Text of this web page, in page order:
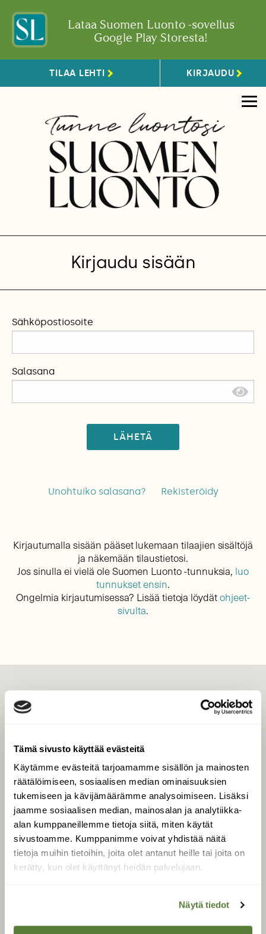
Tämä sivusto käyttää evästeitä
Käytämme evästeitä tarjoamamme sisällön ja mainosten
räätälöimiseen, sosiaalisen median ominaisuuksien
tukemiseen ja kävijämäärämme analysoimiseen. Lisäksi
jaamme sosiaalisen median, mainosalan ja analytiikka-
alan kumppaneillemme tietoja siitä, miten käytät
sivustoamme. Kumppanimme voivat yhdistää näitä
tietoja muihin tietoihin, joita olet antanut heille tai joita on
kerätty, kun olet käyttänyt heidän palvelujaan.
Näytä tiedot
Lataa Suomen Luonto -sovellus
Google Play Storesta!
TILAA LEHTI KIRJAUDU
Kirjaudu sisään
Sähköpostiosoite
Salasana
LÄHETÄ
Unohtuiko salasana? Rekisteröidy
Kirjautumalla sisään pääset lukemaan tilaajien sisältöjä
ja näkemään tilaustietosi.
Jos sinulla ei vielä ole Suomen Luonto -tunnuksia, luo
tunnukset ensin.
Ongelmia kirjautumisessa? Lisää tietoja löydätohjeet-
sivulta.
Tilaa digilukuoikeus
Äänestä parasta juttua
Tilaa uutiskirje
SUOMEN LUONNON­
SUOJELU­LIITTO
Suomen Luonto -lehden
luonnonsuojelu­liitto.